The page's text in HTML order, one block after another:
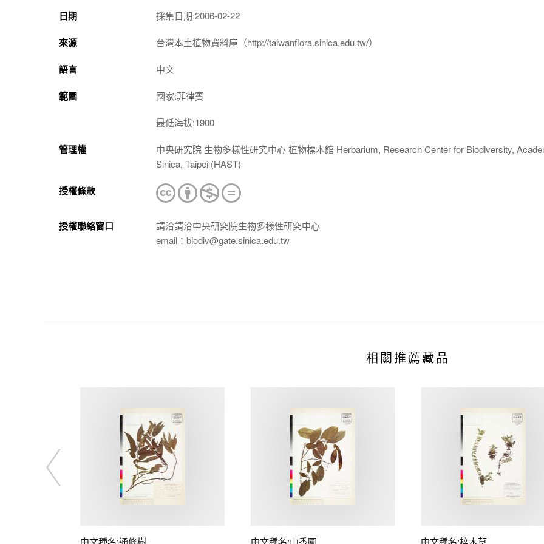
日期 採集日期:2006-02-22
來源 台灣本土植物資料庫（http://taiwanflora.sinica.edu.tw/）
語言 中文
範圍 國家:菲律賓
最低海拔:1900
管理權
中央研究院 生物多樣性研究中心 植物標本館 Herbarium, Research Center for Biodiversity,
Sinica, Taipei (HAST)
授權條款
授權聯絡窗口
請洽請洽中央研究院生物多樣性研究中心
email：biodiv@gate.sinica.edu.tw
相關推薦藏品
中文種名:通條樹 中文種名:山香圓 中文種名:梓木草